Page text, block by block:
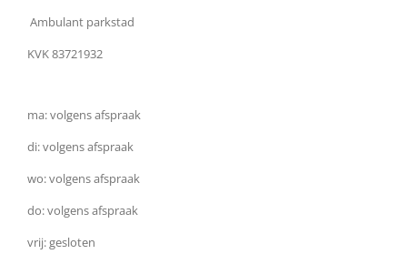
Ambulant parkstad
KVK 83721932
ma: volgens afspraak
di: volgens afspraak
wo: volgens afspraak
do: volgens afspraak
vrij: gesloten